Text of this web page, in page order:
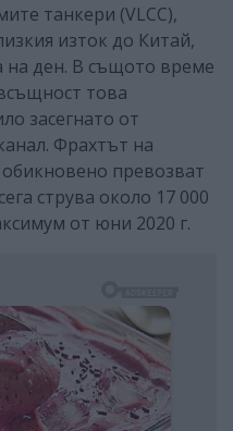
танкери (VLCC),
изток до Китай,
на ден. В същото време
това
засегнато от
Фрахтът на
превозват
струва около 17 000
от юни 2020 г.